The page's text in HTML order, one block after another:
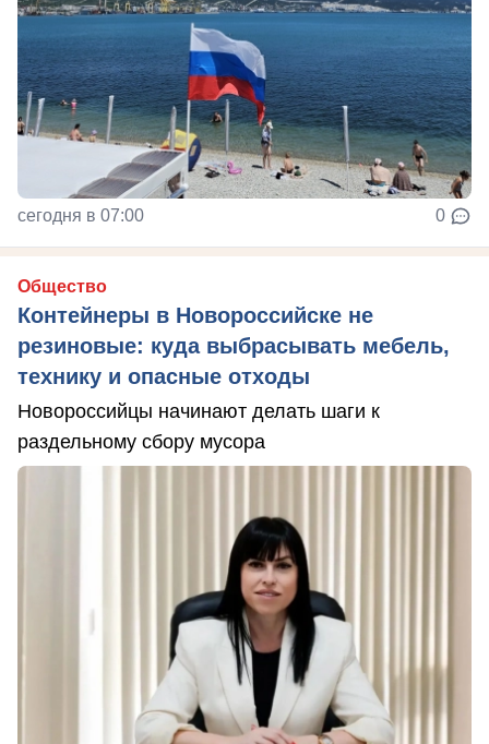
сегодня в 07:00 0
Общество
Контейнеры в Новороссийске не
резиновые: куда выбрасывать мебель,
технику и опасные отходы
Новороссийцы начинают делать шаги к
раздельному сбору мусора